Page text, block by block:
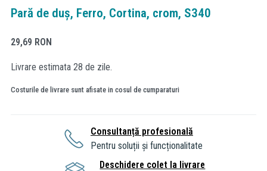
Pară de duș, Ferro, Cortina, crom, S340
29,69 RON
Livrare estimata 28 de zile.
Costurile de livrare sunt afisate in cosul de cumparaturi
Consultanță profesională
Pentru soluții și funcționalitate
Deschidere colet la livrare